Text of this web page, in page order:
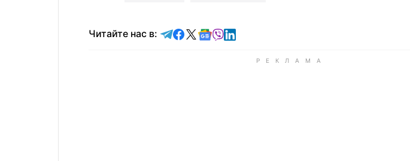
Читайте нас в: Читайте в Telegram
Читайте в Facebook
Читайте в X
Читайте в Google news
Читайте в Viber
Читайте в LinkedIn